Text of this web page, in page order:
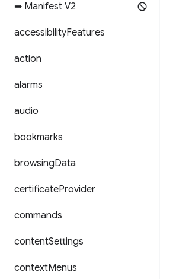
➡ Manifest V2
accessibilityFeatures
action
alarms
audio
bookmarks
browsingData
certificateProvider
commands
contentSettings
contextMenus